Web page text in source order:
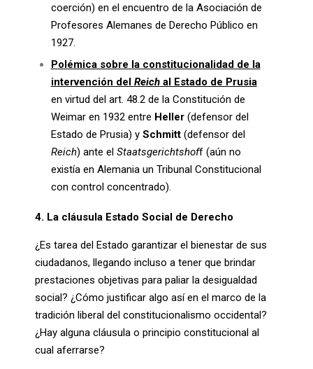
coerción) en el encuentro de la Asociación de
Profesores Alemanes de Derecho Público en
1927.
Polémica sobre la constitucionalidad de la
intervención del Reichal Estado de Prusia
en virtud del art. 48.2 de la Constitución de
Weimar en 1932 entre Heller(defensor del
Estado de Prusia) y Schmitt(defensor del
Reich) ante el Staatsgerichtshoff (aún no
existía en Alemania un Tribunal Constitucional
con control concentrado).
4. La cláusula Estado Social de Derecho
¿Es tarea del Estado garantizar el bienestar de sus
ciudadanos, llegando incluso a tener que brindar
prestaciones objetivas para paliar la desigualdad
social? ¿Cómo justificar algo así en el marco de la
tradición liberal del constitucionalismo occidental?
¿Hay alguna cláusula o principio constitucional al
cual aferrarse?